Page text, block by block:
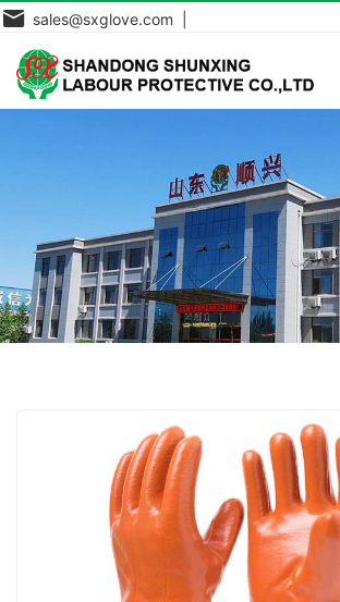
sales@sxglove.com |